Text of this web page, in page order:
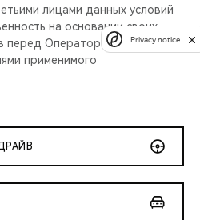
лицами данных условий
на основании своих
перед Оператором и (или) в
применимого
Privacy notice